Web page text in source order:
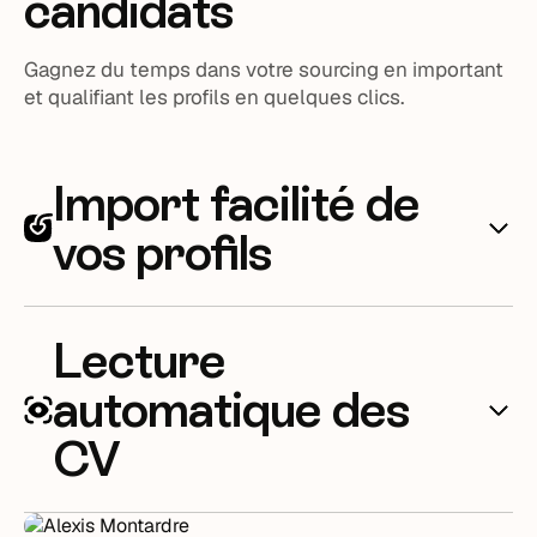
Gagnez du temps dans votre sourcing en important
et qualifiant les profils en quelques clics.
Import facilité de
vos profils
d’importer les données d’un candidat depuis
n’importe quel site dans votre environnement
Taleez.
Elle se révèle particulièrement efficace sur des
plateformes telles que Linkedin, Apec et France
Travail car elle automatise le préremplissage du
Lecture
automatique des
CV
Le parsing CV est disponible dans Taleez ! Il vous